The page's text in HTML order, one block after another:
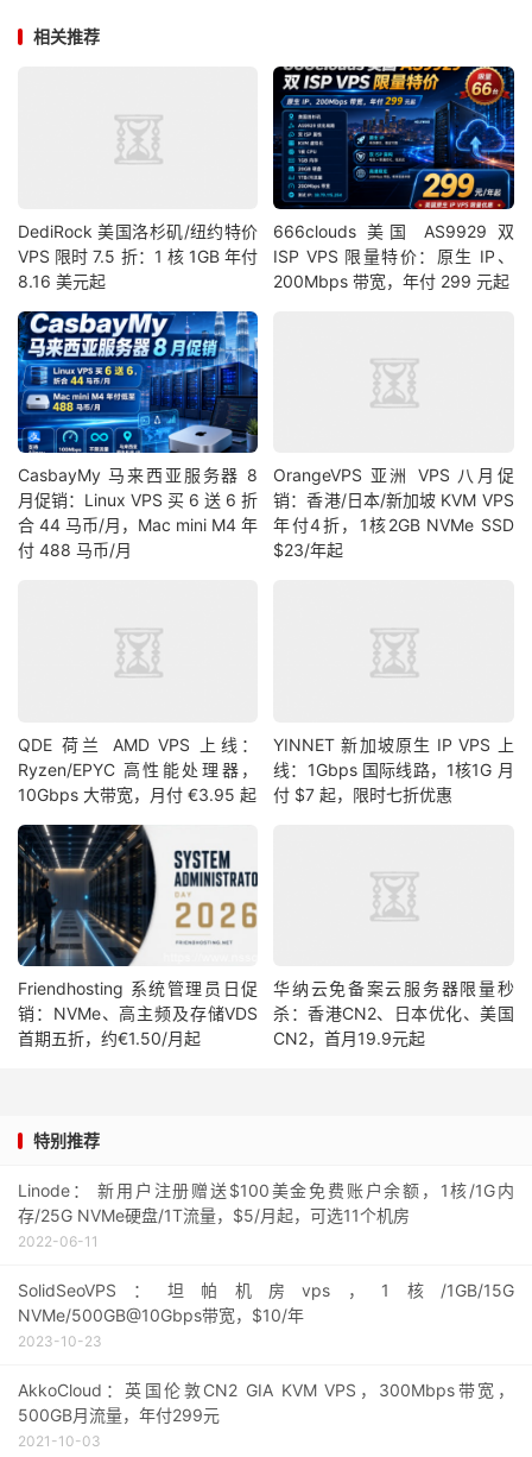
相关推荐
DediRock 美国洛杉矶/纽约特价
VPS 限时 7.5 折：1 核 1GB 年付
8.16 美元起
666clouds 美国 AS9929 双
ISP VPS 限量特价：原生 IP、
200Mbps 带宽，年付 299 元起
CasbayMy 马来西亚服务器 8
月促销：Linux VPS 买 6 送 6 折
合 44 马币/月，Mac mini M4 年
付 488 马币/月
OrangeVPS 亚洲 VPS 八月促
销：香港/日本/新加坡 KVM VPS
年付4折，1核2GB NVMe SSD
$23/年起
QDE 荷兰 AMD VPS 上线：
Ryzen/EPYC 高性能处理器，
10Gbps 大带宽，月付 €3.95 起
YINNET 新加坡原生 IP VPS 上
线：1Gbps 国际线路，1核1G 月
付 $7 起，限时七折优惠
Friendhosting 系统管理员日促
销：NVMe、高主频及存储VDS
首期五折，约€1.50/月起
华纳云免备案云服务器限量秒
杀：香港CN2、日本优化、美国
CN2，首月19.9元起
特别推荐
Linode： 新用户注册赠送$100美金免费账户余额，1核/1G内
存/25G NVMe硬盘/1T流量，$5/月起，可选11个机房
2022-06-11
SolidSeoVPS：坦帕机房vps，1核/1GB/15G
NVMe/500GB@10Gbps带宽，$10/年
2023-10-23
AkkoCloud：英国伦敦CN2 GIA KVM VPS，300Mbps带宽，
500GB月流量，年付299元
2021-10-03